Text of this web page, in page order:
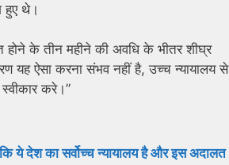
हुए थे।
होने के तीन महीने की अवधि के भीतर शीघ्र
यह ऐसा करना संभव नहीं है, उच्च न्यायालय से
करे।”
ये देश का सर्वोच्च न्यायालय है और इस अदालत